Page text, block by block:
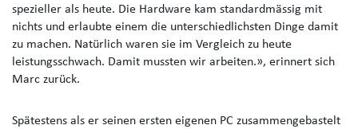
spezieller als heute. Die Hardware kam standardmässig mit
nichts und erlaubte einem die unterschiedlichsten Dinge damit
zu machen. Natürlich waren sie im Vergleich zu heute
leistungsschwach. Damit mussten wir arbeiten.», erinnert sich
Marc zurück.
Spätestens als er seinen ersten eigenen PC zusammengebastelt